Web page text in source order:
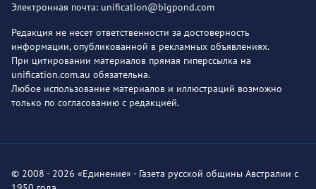
Электронная почта: unification@bigpond.com
Редакция не несет ответственности за достоверность
информации, опубликованной в рекламных объявлениях.
При цитировании материалов прямая гиперссылка на
unification.com.au обязательна.
Любое использование материалов и иллюстраций возможно
только по согласованию с редакцией.
© 2008 - 2026 «Единение» - Газета русской общины Австралии с